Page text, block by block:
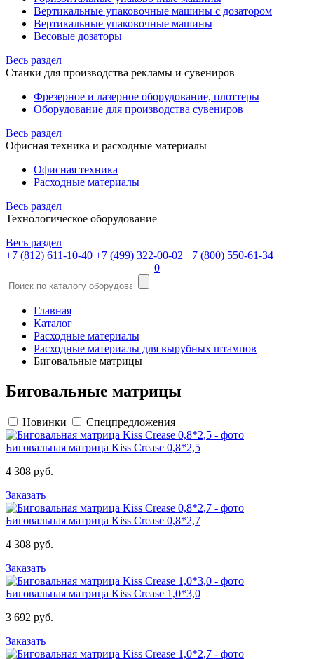
Вертикальные упаковочные машины с дозатором
Вертикальные упаковочные машины
Весовые дозаторы
Весь раздел
Станки для производства рекламы и сувениров
Фрезерное и лазерное оборудование, плоттеры
Оборудование для производства сувениров
Весь раздел
Офисная техника и расходные материалы
Офисная техника
Расходные материалы
Весь раздел
Технологическое оборудование
Весь раздел
+7 (812) 611-10-40 +7 (499) 322-00-02 +7 (800) 550-61-34
0
Главная
Каталог
Расходные материалы
Расходные материалы для вырубных штампов
Биговальные матрицы
Биговальные матрицы
Новинки Спецпредложения
Биговальная матрица Kiss Crease 0,8*2,5
4 308 руб.
Заказать
Биговальная матрица Kiss Crease 0,8*2,7
4 308 руб.
Заказать
Биговальная матрица Kiss Crease 1,0*3,0
3 692 руб.
Заказать